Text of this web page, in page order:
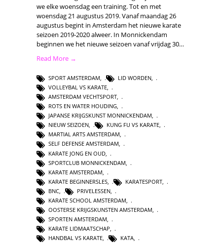
we elke woensdag een training. Tot en met
woensdag 21 augustus 2019. Vanaf maandag 26
augustus begint in Amsterdam het nieuwe karate
seizoen 2019-2020 alweer. In Monnickendam
beginnen we het nieuwe seizoen vanaf vrijdag 30…
Read More →
SPORT AMSTERDAM, LID WORDEN,
VOLLEYBAL VS KARATE,
AMSTERDAM VECHTSPORT,
ROTS EN WATER HOUDING,
JAPANSE KRIJGSKUNST MONNICKENDAM,
NIEUW SEIZOEN, KUNG FU VS KARATE,
MARTIAL ARTS AMSTERDAM,
SELF DEFENSE AMSTERDAM,
KARATE JONG EN OUD
SPORTCLUB MONNICKENDAM
KARATE AMSTERDAM
KARATE BEGINNERSLES
KARATESPORT
BNC
PRIVELESSEN
KARATE SCHOOL AMSTERDAM
OOSTERSE KRIJGSKUNSTEN AMSTERDAM
SPORTEN AMSTERDAM
KARATE LIDMAATSCHAP,
HANDBAL VS KARATE, KATA,